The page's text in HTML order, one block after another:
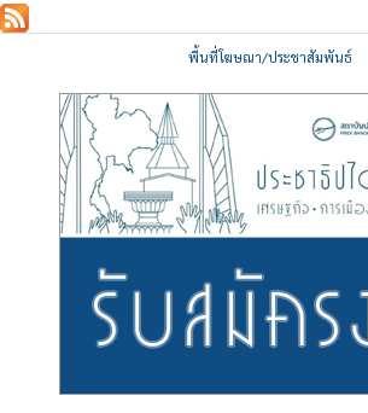
พื้นที่โฆษณา/ประชาสัมพันธ์